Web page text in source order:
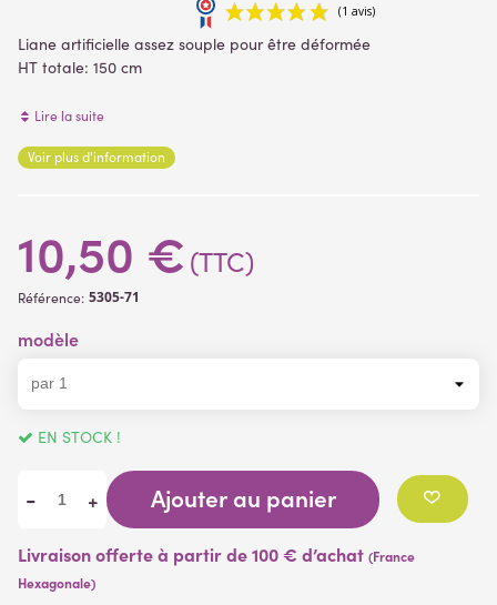
Liane artificielle assez souple pour être déformée
HT totale: 150 cm
Lire la suite
Voir plus d'information
10,50 € (TTC)
Référence: 5305-71
modèle
EN STOCK !
- + Ajouter au panier
Livraison offerte à partir de 100 € d’achat (France
Hexagonale)